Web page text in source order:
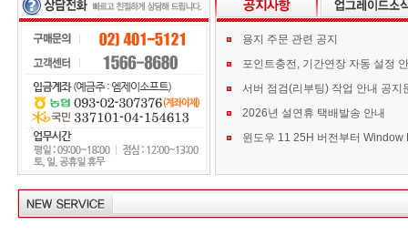
용지 주문 관련 공지
포인트충전, 기간연장 자동 설정
서버 점검(리부팅) 작업 안내 공지
2026년 설연휴 택배발송 안내